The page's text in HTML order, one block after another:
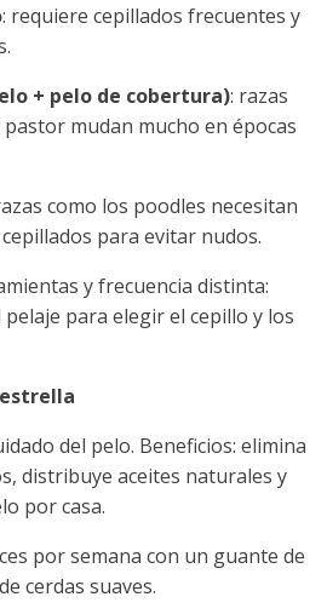
: requiere cepillados frecuentes y
+ pelo de cobertura): razas
mudan mucho en épocas
como los poodles necesitan
para evitar nudos.
y frecuencia distinta:
para elegir el cepillo y los
del pelo. Beneficios: elimina
distribuye aceites naturales y
por casa.
por semana con un guante de
cerdas suaves.